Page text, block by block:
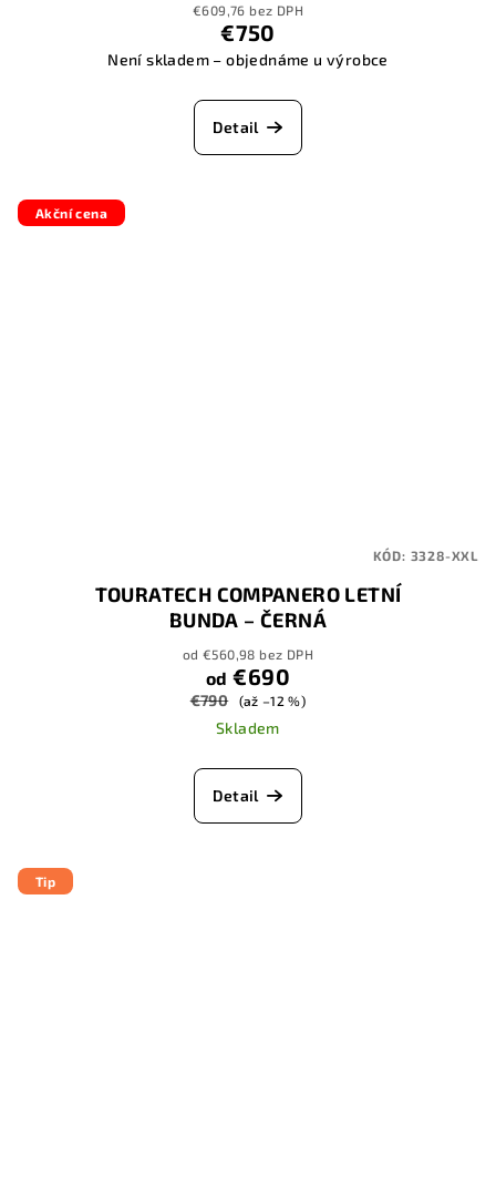
€609,76 bez DPH
€750
Není skladem – objednáme u výrobce
Detail
Akční cena
TOURATECH COMPANERO LETNÍ
BUNDA – ČERNÁ
od €560,98 bez DPH
od €690
€790 (až –12 %)
Skladem
Detail
KÓD: 3328-XXL
Tip